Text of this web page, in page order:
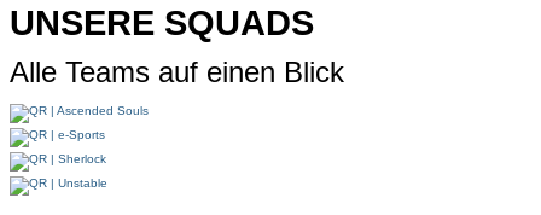
UNSERE SQUADS
Alle Teams auf einen Blick